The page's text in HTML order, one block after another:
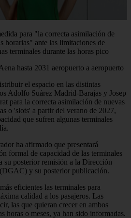
para "la correcta asimilación de
horarias" ante las limitaciones de
terminales durante las horas pico
hasta 2031 aeropuerto a aeropuerto
el espacio en las distintas
Adolfo Suárez Madrid-Barajas y Josep
para la correcta asimilación de nuevas
o 'slots' a partir del verano de 2027,
que sufren algunas terminales
ha afirmado que presentará
formal de capacidad de las terminales
su posterior remisión a la Dirección
y su posterior publicación.
eficientes las terminales para
calidad a los pasajeros. Las
las que quieran crecer en ambos
horas o meses, ya han sido informadas.